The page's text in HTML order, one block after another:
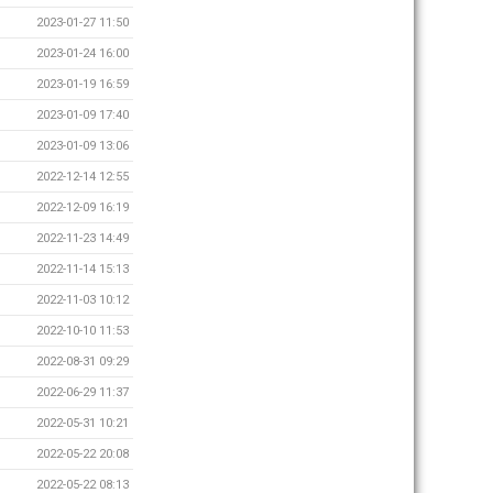
2023-01-27 11:50
2023-01-24 16:00
2023-01-19 16:59
2023-01-09 17:40
2023-01-09 13:06
2022-12-14 12:55
2022-12-09 16:19
2022-11-23 14:49
2022-11-14 15:13
2022-11-03 10:12
2022-10-10 11:53
2022-08-31 09:29
2022-06-29 11:37
2022-05-31 10:21
2022-05-22 20:08
2022-05-22 08:13